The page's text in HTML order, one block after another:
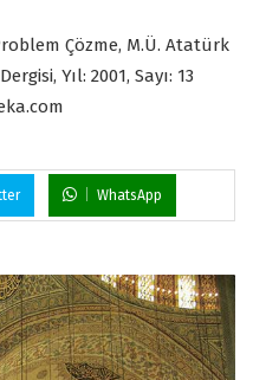
Çözme, M.Ü. Atatürk
Yıl: 2001, Sayı: 13
WhatsApp